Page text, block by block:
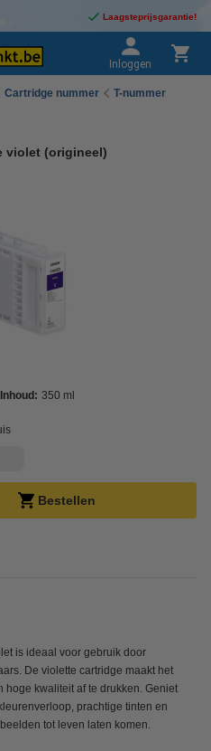
Laagsteprijsgarantie!
Inloggen
Cartridge nummer
T-nummer
violet (origineel)
Inhoud: 350 ml
Bestellen
is ideaal voor gebruik door
De violette cartridge maakt het
hoge kwaliteit af te drukken. Geniet
prachtige tinten en
tot leven laten komen.